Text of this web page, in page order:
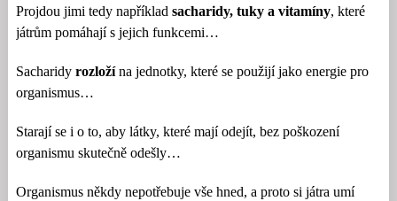
Projdou jimi tedy například sacharidy, tuky a vitamíny, které
játrům pomáhají s jejich funkcemi…
Sacharidy rozložína jednotky, které se použijí jako energie pro
organismus…
Starají se i o to, aby látky, které mají odejít, bez poškození
organismu skutečně odešly…
Organismus někdy nepotřebuje vše hned, a proto si játra umí